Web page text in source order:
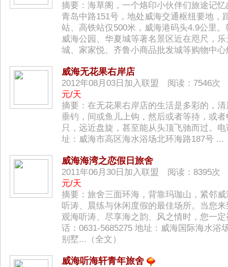
摘要：海草阁，一个烙印小伙伴们旅途记
青岛中路151号，地处威海交通枢纽要地，
站、高铁站仅500米，威海港码头4.9公里
威海公园、华夏城等著名景区近在咫尺，
城、家家悦、齐鲁小商品批发城等购物中
威海无花果右岸店
2012年08月03日加入联盟 阅读：7546
元/天
摘要：在无花果右岸店的生活是多彩的，
垂钓，间或鱼儿上钩，然后或者等待，或
只，远近盘旋，甚至能从头顶飞驰而过。
址：威海市高区海水浴场北环海路187号 ...
威海海湾之恋假日旅舍
2011年06月30日加入联盟 阅读：8395
元/天
摘要：旅舍三面环海，背靠玛珈山，紧邻
听涛、晨练与休闲度假的最佳场所。当您
观海听涛、尽享海之韵、风之情时，您一
话：0631-5685275 地址：威海国际海水浴
别墅...（全文 ）
威海听海轩青年旅舍